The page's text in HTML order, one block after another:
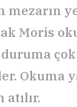
mezarın
Moris
duruma
Okuma